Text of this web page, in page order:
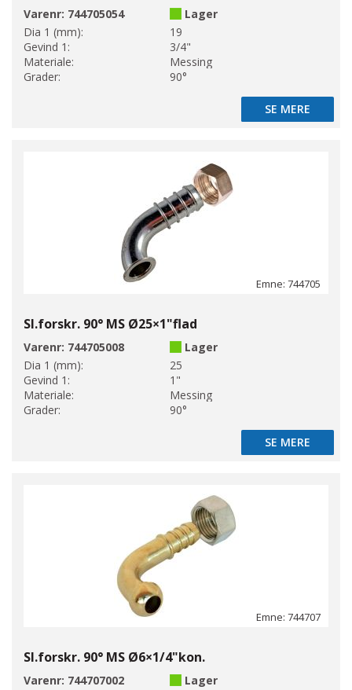
Varenr: 744705054
Lager
Dia 1 (mm):
19
Gevind 1:
3/4"
Materiale:
Messing
Grader:
90°
SE MERE
SE MERE
Emne: 744705
Sl.forskr. 90° MS Ø25×1"flad
Varenr: 744705008
Lager
Dia 1 (mm):
25
Gevind 1:
1"
Materiale:
Messing
Grader:
90°
SE MERE
SE MERE
Emne: 744707
Sl.forskr. 90° MS Ø6×1/4"kon.
Varenr: 744707002
Lager